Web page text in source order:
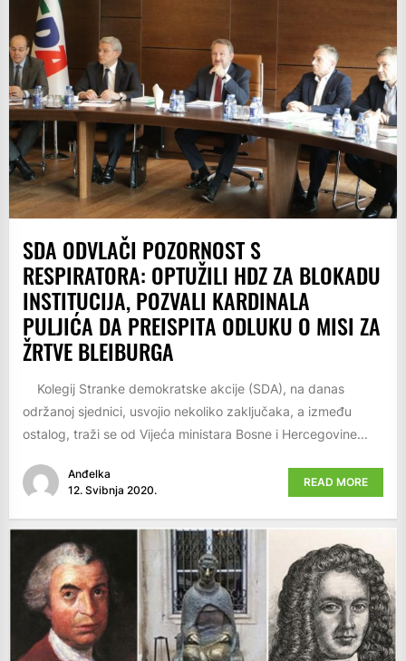
SDA ODVLAČI POZORNOST S
RESPIRATORA: OPTUŽILI HDZ ZA BLOKADU
INSTITUCIJA, POZVALI KARDINALA
PULJIĆA DA PREISPITA ODLUKU O MISI ZA
ŽRTVE BLEIBURGA
Kolegij Stranke demokratske akcije (SDA), na danas
održanoj sjednici, usvojio nekoliko zaključaka, a između
ostalog, traži se od Vijeća ministara Bosne i Hercegovine...
Anđelka
12. Svibnja 2020.
READ MORE